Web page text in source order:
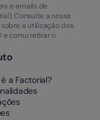
e emails de
Consulte a nossa
a utilização dos
e como retirar o
a Factorial?